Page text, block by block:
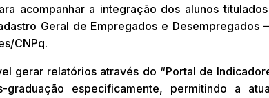
acompanhar a integração dos alunos
Geral de Empregados e Desempregados
CNPq.
gerar relatórios através do “Portal de
especificamente, permitindo a